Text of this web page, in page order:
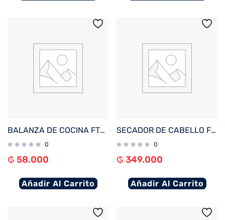
BALANZA DE COCINA FTX DIGITAL 10KG PLANA GRIS KS-101
0
₲ 58.000
Añadir Al Carrito
SECADOR DE CABELLO FTX SUPERSONIC X 1700W 220V LILA
0
₲ 349.000
Añadir Al Carrito